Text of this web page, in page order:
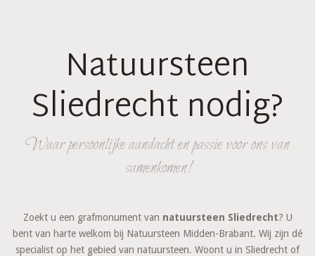
Natuursteen
Sliedrecht nodig?
Waar persoonlijke aandacht en passie voor ons van
samenkomen!
Zoekt u een grafmonument van natuursteen Sliedrecht? U
bent van harte welkom bij Natuursteen Midden-Brabant. Wij zijn dé
specialist op het gebied van natuursteen. Woont u in Sliedrecht of